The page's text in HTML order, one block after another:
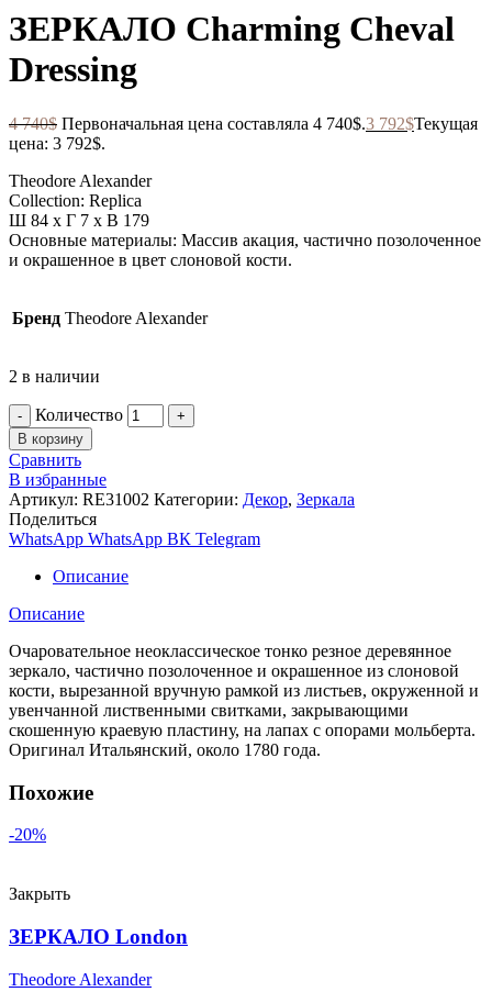
ЗЕРКАЛО Charming Cheval
Dressing
4 740$ Первоначальная цена составляла 4 740$.3 792$Текущая
цена: 3 792$.
Theodore Alexander
Collection: Replica
Ш 84 x Г 7 x В 179
Основные материалы: Массив акация, частично позолоченное
и окрашенное в цвет слоновой кости.
Бренд Theodore Alexander
2 в наличии
Количество
В корзину
Сравнить
В избранные
Артикул: RE31002 Категории: Декор, Зеркала
Поделиться
WhatsApp WhatsApp ВК Telegram
Описание
Описание
Очаровательное неоклассическое тонко резное деревянное
зеркало, частично позолоченное и окрашенное из слоновой
кости, вырезанной вручную рамкой из листьев, окруженной и
увенчанной лиственными свитками, закрывающими
скошенную краевую пластину, на лапах с опорами мольберта.
Оригинал Итальянский, около 1780 года.
Похожие
-20%
Закрыть
ЗЕРКАЛО London
Theodore Alexander